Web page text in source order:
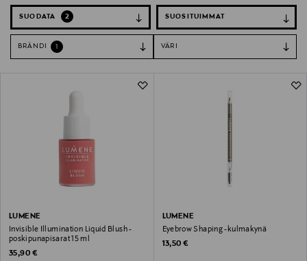
SUODATA 2
BRÄNDI 1 VÄRI
LUMENE
Invisible Illumination Liquid Blush -
poskipunapisarat 15 ml
Original Price
35,90 €
LUMENE
Eyebrow Shaping -kulmakynä
Original Price
13,50 €